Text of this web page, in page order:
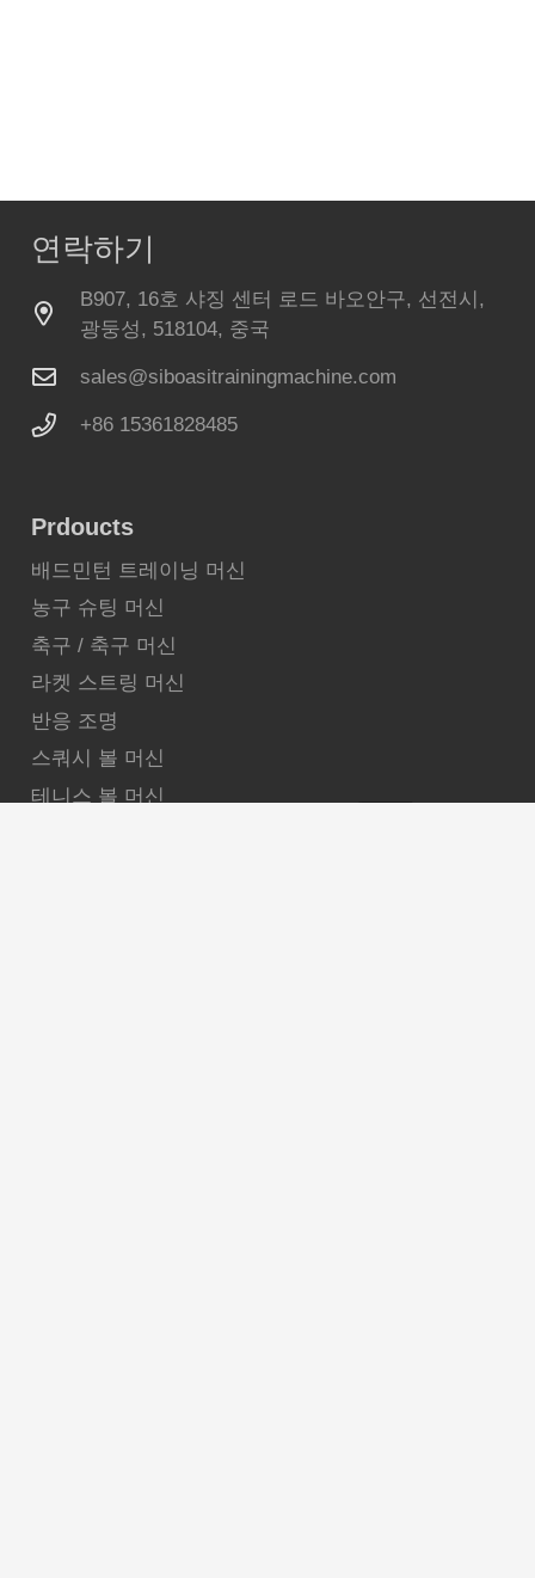
연락하기
B907, 16호 샤징 센터 로드 바오안구, 선전시,
광둥성, 518104, 중국
sales@siboasitrainingmachine.com
+86 15361828485
Prdoucts
배드민턴 트레이닝 머신
농구 슈팅 머신
축구 / 축구 머신
라켓 스트링 머신
반응 조명
스쿼시 볼 머신
테니스 볼 머신